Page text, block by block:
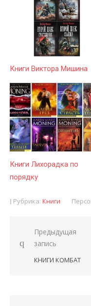
Книги Виктора Мишина
Книги Лихорадка по
порядку
Рубрика: Книги
Навигация
Предыдущая
запись
КНИГИ КОМБАТ